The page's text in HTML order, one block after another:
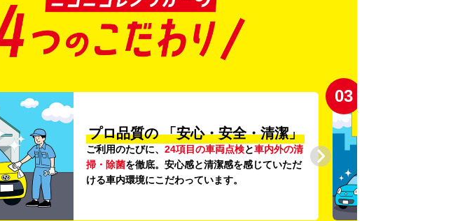
プロ品質の 「安心・安全・清潔」
ご利用のたびに、 24項目の車両点検と車内外の清
掃・除菌を徹底。安心感と清潔感を感じていただ
ける車内環境にこだわっています。
03